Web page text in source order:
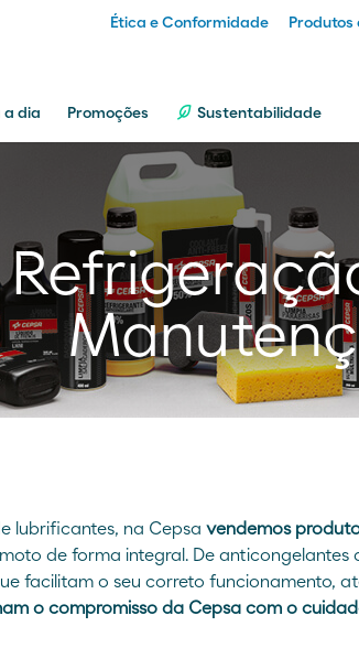
Ética e Conformidade Produtos
a dia Promoções Sustentabilidade
Empresa
Distribuidor
Transportador
lubrificantes, na Cepsa vendemos
de forma integral. De
facilitam o seu correto funcionamento,
o compromisso da Cepsa com o